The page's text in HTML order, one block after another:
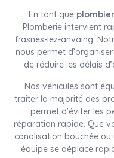
En tant que
Plomberie intervient
frasnes-lez-anvaing.
nous permet
de réduire les délais
Nos véhicules sont
traiter la majorité des
permet d’éviter les
réparation rapide. Que
canalisation bouchée
équipe se déplace